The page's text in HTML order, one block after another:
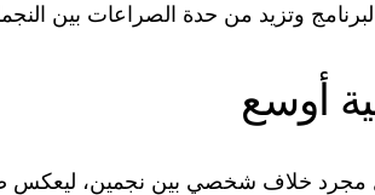
وتزيد من حدة الصراعات بين
أوسع
مجرد خلاف شخصي بين نجمين، ليعكس